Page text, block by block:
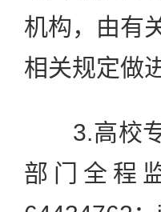
机构，由有
相关规定做
3.高校专
部门全程